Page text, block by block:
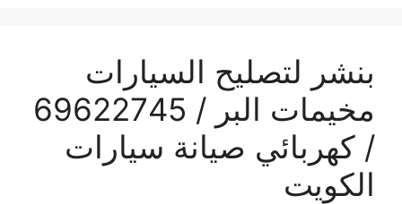
بنشر لتصليح السيارات
مخيمات البر / 69622745
/ كهربائي صيانة سيارات
الكويت